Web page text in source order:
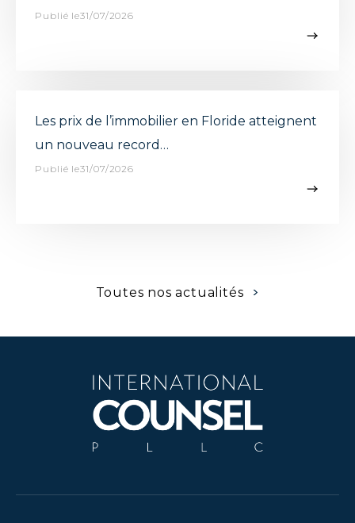
Publié le31/07/2026
Les prix de l’immobilier en Floride atteignent
un nouveau record…
Publié le31/07/2026
Toutes nos actualités >